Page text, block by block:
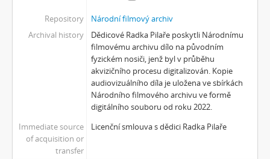
Repository
Národní filmový archiv
Archival history
Dědicové Radka Pilaře poskytli Národnímu
filmovému archivu dílo na původním
fyzickém nosiči, jenž byl v průběhu
akvizičního procesu digitalizován. Kopie
audiovizuálního díla je uložena ve sbírkách
Národního filmového archivu ve formě
digitálního souboru od roku 2022.
Immediate source
of acquisition or
transfer
Licenční smlouva s dědici Radka Pilaře